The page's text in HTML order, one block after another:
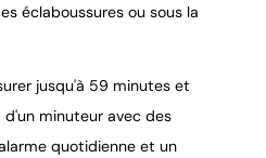
éclaboussures ou sous la
jusqu'à 59 minutes et
minuteur avec des
quotidienne et un